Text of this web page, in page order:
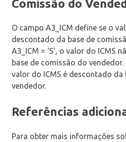
Comissão do
O campo A3_ICM define se o
descontado da base de
A3_ICM = ‘S’, o valor do ICMS
base de comissão do vendedor.
valor do ICMS é descontado da
vendedor.
Referências
Para obter mais informações